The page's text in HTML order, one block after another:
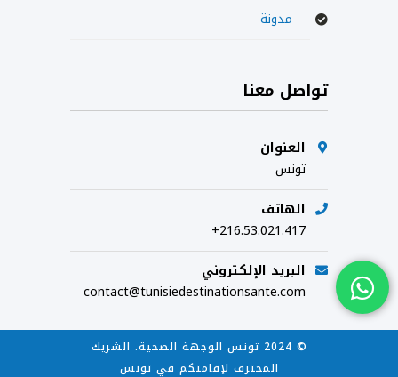
مدونة
تواصل معنا
العنوان
تونس
الهاتف
+216.53.021.417
البريد الإلكتروني
contact@tunisiedestinationsante.com
© 2024 تونس الوجهة الصحية. الشريك
المحترف لإقامتكم في تونس